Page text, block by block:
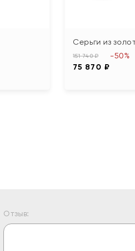
Серьги из
151 740 ₽
75 870 ₽
-50%
Отзыв: